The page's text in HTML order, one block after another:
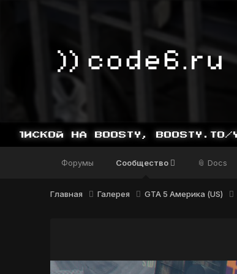
Форумы Сообщество 📎 Docs
Главная Галерея GTA 5 Америка (US)